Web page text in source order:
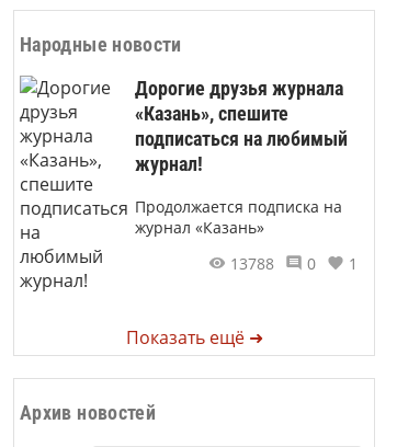
Народные новости
Дорогие друзья журнала
«Казань», спешите
подписаться на любимый
журнал!
Продолжается подписка на
журнал «Казань»
13788
0 1
Показать ещё ➜
Архив новостей